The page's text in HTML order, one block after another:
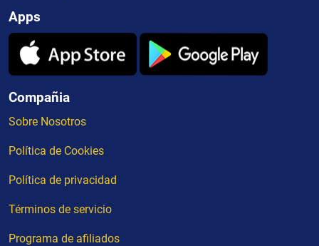
Apps
Compañia
Sobre Nosotros
Política de Cookies
Política de privacidad
Términos de servicio
Programa de afiliados